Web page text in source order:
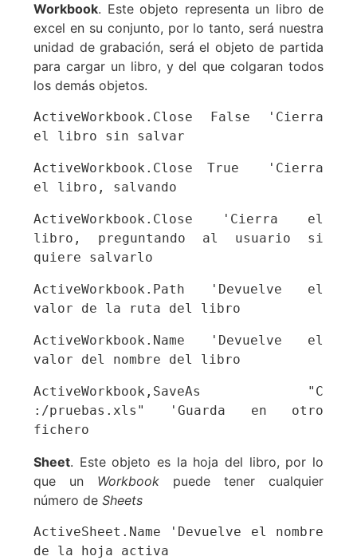
Workbook. Este objeto representa un libro de
excel en su conjunto, por lo tanto, será nuestra
unidad de grabación, será el objeto de partida
para cargar un libro, y del que colgaran todos
los demás objetos.
ActiveWorkbook.Close False 'Cierra
el libro sin salvar
ActiveWorkbook.Close True  'Cierra
el libro, salvando
ActiveWorkbook.Close 'Cierra el
libro, preguntando al usuario si
quiere salvarlo
ActiveWorkbook.Path 'Devuelve el
valor de la ruta del libro
ActiveWorkbook.Name 'Devuelve el
valor del nombre del libro
ActiveWorkbook,SaveAs "C
:/pruebas.xls" 'Guarda en otro
fichero
Sheet. Este objeto es la hoja del libro, por lo
que un Workbook puede tener cualquier
número de Sheets
ActiveSheet.Name 'Devuelve el nombre
de la hoja activa